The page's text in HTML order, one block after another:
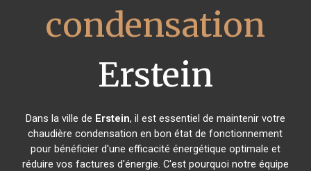
condensation
Erstein
Dans la ville de Erstein, il est essentiel de maintenir votre
chaudière condensation en bon état de fonctionnement
pour bénéficier d'une efficacité énergétique optimale et
réduire vos factures d'énergie. C'est pourquoi notre équipe